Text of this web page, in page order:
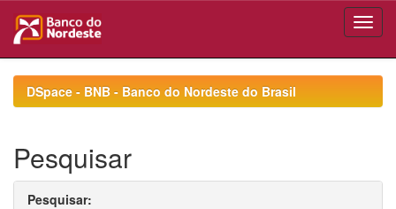
navigationDSpace - BNB - Banco do Nordeste do Brasil
Pesquisar
Pesquisar: